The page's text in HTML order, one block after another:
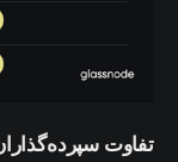
تفاوت